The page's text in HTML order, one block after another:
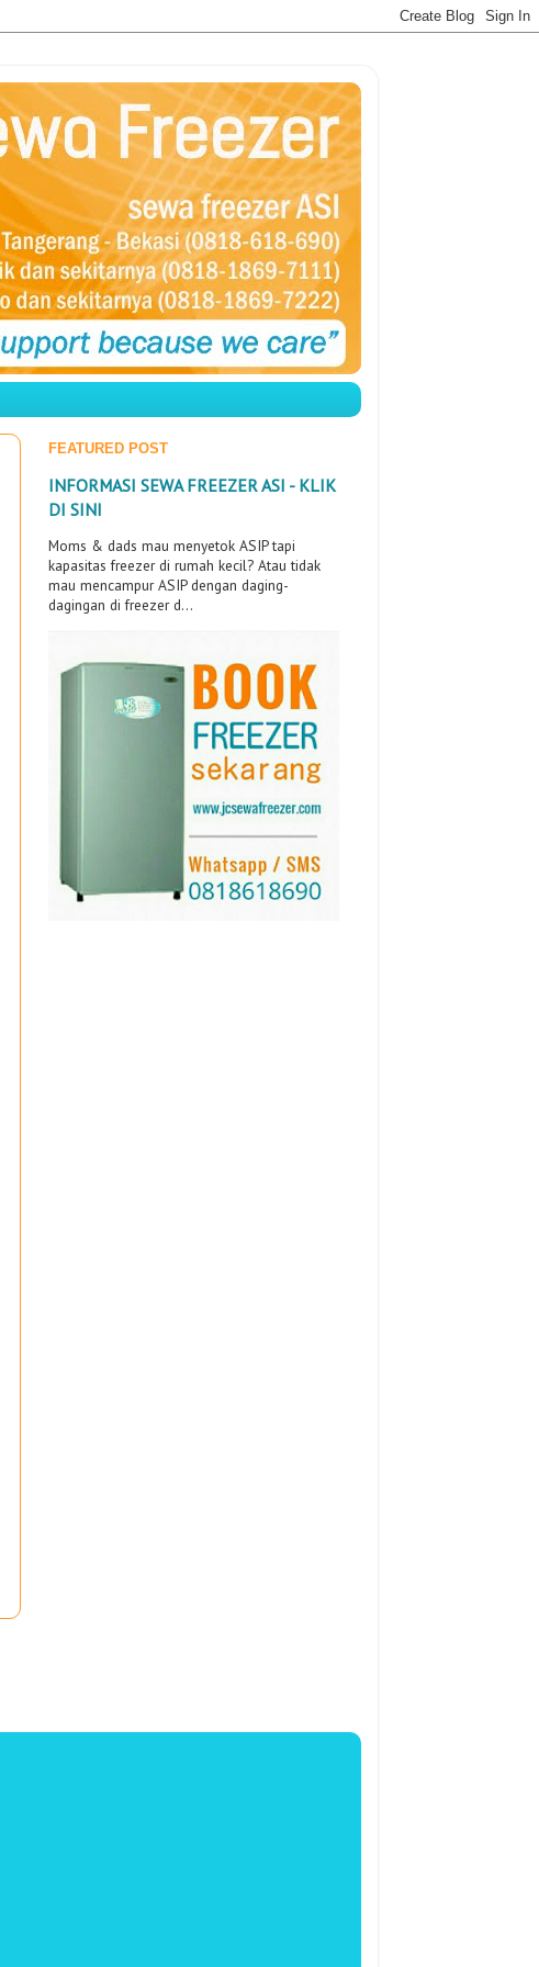
FEATURED POST
INFORMASI SEWA FREEZER ASI - KLIK
DI SINI
Moms & dads mau menyetok ASIP tapi
kapasitas freezer di rumah kecil? Atau tidak
mau mencampur ASIP dengan daging-
dagingan di freezer d...